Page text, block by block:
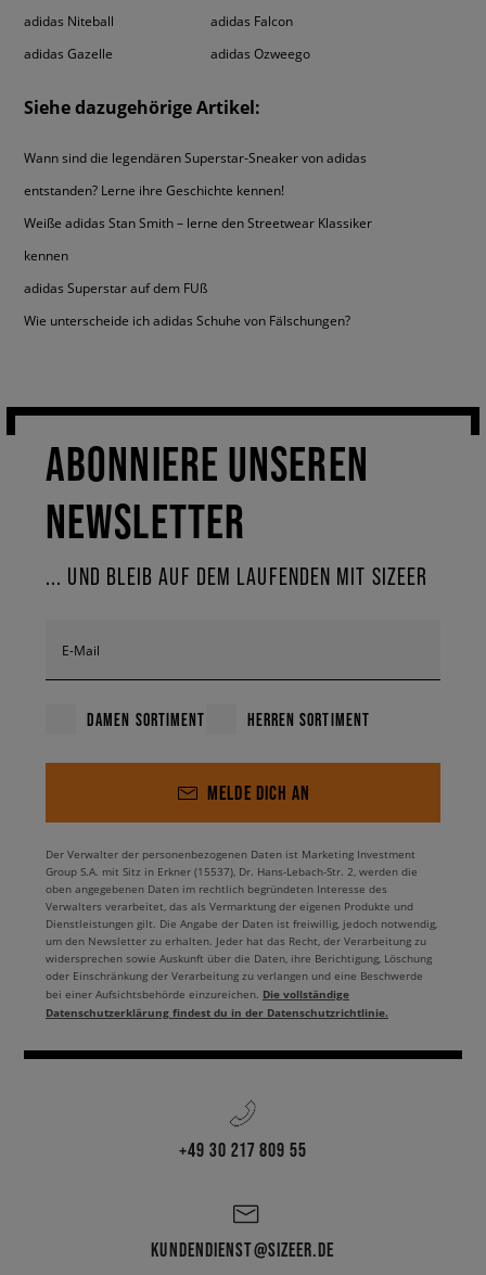
verbindet sich hier mit origineller Formgebung, was diesen Schuhe ihren
Aber egal welche du auswählst kannst du dir sicher sein, dass diese
adidas Sneaker Herren ohne Ausnahme zu jedem urbanen Look passen
adidas Niteball
adidas Gazelle
adidas Falcon
adidas Ozweego
Siehe dazugehörige Artikel:
Wann sind die legendären Superstar-Sneaker von adidas
entstanden? Lerne ihre Geschichte kennen!
Weiße adidas Stan Smith – lerne den Streetwear Klassiker
kennen
adidas Superstar auf dem FUß
Wie unterscheide ich adidas Schuhe von Fälschungen?
ABONNIERE UNSEREN
NEWSLETTER
... UND BLEIB AUF DEM LAUFENDEN MIT SIZEER
E-Mail
DAMEN SORTIMENT HERREN SORTIMENT
MELDE DICH AN
Der Verwalter der personenbezogenen Daten ist Marketing Investment
Group S.A. mit Sitz in Erkner (15537), Dr. Hans-Lebach-Str. 2, werden die
oben angegebenen Daten im rechtlich begründeten Interesse des
Verwalters verarbeitet, das als Vermarktung der eigenen Produkte und
Dienstleistungen gilt. Die Angabe der Daten ist freiwillig, jedoch notwendig,
um den Newsletter zu erhalten. Jeder hat das Recht, der Verarbeitung zu
widersprechen sowie Auskunft über die Daten, ihre Berichtigung, Löschung
oder Einschränkung der Verarbeitung zu verlangen und eine Beschwerde
bei einer Aufsichtsbehörde einzureichen. Die vollständige
Datenschutzerklärung findest du in der Datenschutzrichtlinie.
+49 30 217 809 55
KUNDENDIENST@SIZEER.DE